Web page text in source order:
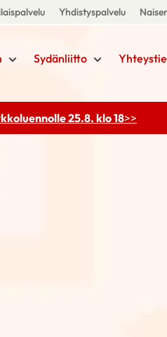
Yhdistyspalvelu
Sydänliitto
25.8. klo 18>>